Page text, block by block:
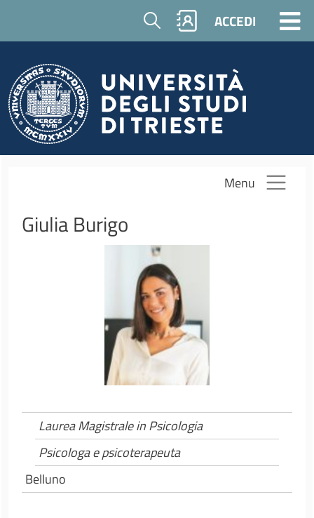
Salta al contenuto principale
Cerca ACCEDI
Menu
Giulia Burigo
Laurea Magistrale in Psicologia
Psicologa e psicoterapeuta
Belluno